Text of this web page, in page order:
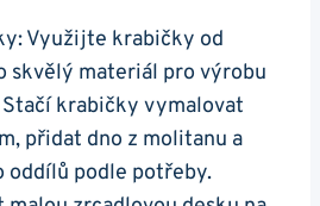
Využijte krabičky od
skvělý ‍materiál pro výrobu
krabičky vymalovat
přidat dno⁣ z molitanu a
podle potřeby.